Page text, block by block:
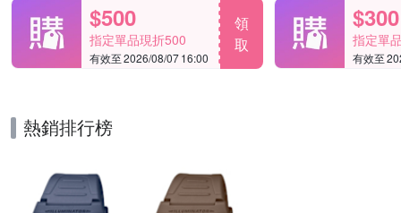
$500
指定單品現折500
有效至 2026/08/07 16:00
領
取
$300
指定單
有效至
熱銷排行榜